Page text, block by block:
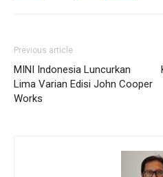
Previous article
MINI Indonesia Luncurkan
Lima Varian Edisi John Cooper
Works